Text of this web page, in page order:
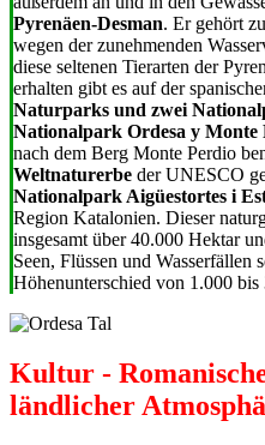
Pyrenäen-Desman. Er gehört
wegen der zunehmenden
diese seltenen Tierarten der
erhalten gibt es auf der
Naturparks und zwei
Nationalpark Ordesa y Monte
nach dem Berg Monte Perdio
Weltnaturerbe der UNESCO
Nationalpark Aigüestortes i
Region Katalonien. Dieser
insgesamt über 40.000 Hektar
Seen, Flüssen und
Höhenunterschied von 1.000
Kultur -
ländlicher